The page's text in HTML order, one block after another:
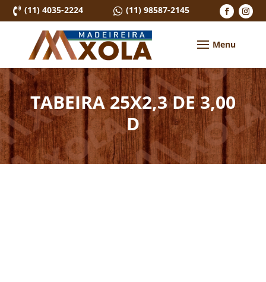
 (11) 4035-2224  (11) 98587-2145
TABEIRA 25X2,3 DE 3,00
D